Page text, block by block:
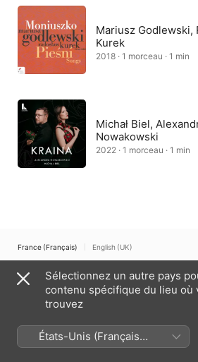
Mariusz Godlewski,
Kurek
2018 · 1 morceau · 1 min
Michał Biel,
Nowakowski
2022 · 1 morceau · 1 min
France (Français) English (UK)
Copyright © 2026 Apple Inc.
Tous droits réservés.
Conditions générales des services Internet
Avertissement concernant les cookies
Sélectionnez un autre pays
contenu spécifique du lieu où
trouvez
États-Unis (Français
France)